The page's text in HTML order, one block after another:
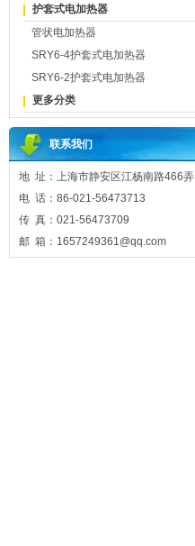
护套式电加热器
管状电加热器
SRY6-4护套式电加热器
SRY6-2护套式电加热器
更多分类
联系我们
地 址：上海市静安区江杨南路466弄
电 话：86-021-56473713
传 真：021-56473709
邮 箱：1657249361@qq.com